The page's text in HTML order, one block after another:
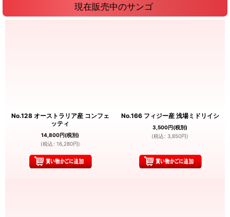
現在販売中のサンゴ
No.128 オーストラリア産 コンフェ
ッティ
14,800円(税別)
(税込 : 16,280円)
No.166 フィジー産 浅場ミドリイシ
3,500円(税別)
(税込 : 3,850円)